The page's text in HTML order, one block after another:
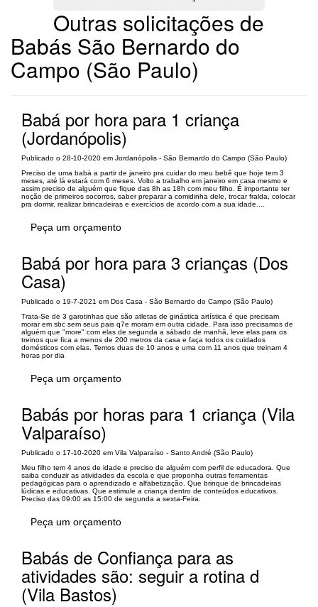
Outras solicitações de
Babás São Bernardo do
Campo (São Paulo)
Babá por hora para 1 criança
(Jordanópolis)
Publicado o 28-10-2020 em Jordanópolis - São Bernardo do Campo (São Paulo)
Preciso de uma babá a partir de janeiro pra cuidar do meu bebê que hoje tem 3
meses, até lá estará com 6 meses. Volto a trabalho em janeiro em casa mesmo e
assim preciso de alguém que fique das 8h as 18h com meu filho. É importante ter
noção de primeiros socorros, saber preparar a comidinha dele, trocar fralda, colocar
pra dormir, realizar brincadeiras e exercícios de acordo com a sua idade....
Peça um orçamento
Babá por hora para 3 crianças (Dos
Casa)
Publicado o 19-7-2021 em Dos Casa - São Bernardo do Campo (São Paulo)
Trata-Se de 3 garotinhas que são atletas de ginástica artística é que precisam
morar em sbc sem seus pais q7e moram em outra cidade. Para isso precisamos de
alguém que "more" com elas de segunda a sábado de manhã, leve elas para os
treinos que fica a menos de 200 metros da casa e faça todos os cuidados
domésticos com elas. Temos duas de 10 anos e uma com 11 anos que treinam 4
horas por dia
Peça um orçamento
Babás por horas para 1 criança (Vila
Valparaíso)
Publicado o 17-10-2020 em Vila Valparaíso - Santo André (São Paulo)
Meu filho tem 4 anos de idade e preciso de alguém com perfil de educadora. Que
saiba conduzir as atividades da escola e que proponha outras ferramentas
pedagógicas para o aprendizado e alfabetização. Que brinque de brincadeiras
lúdicas e educativas. Que estimule a criança dentro de conteúdos educativos.
Preciso das 09:00 as 15:00 de segunda a sexta-Feira.
Peça um orçamento
Babás de Confiança para as
atividades são: seguir a rotina d
(Vila Bastos)